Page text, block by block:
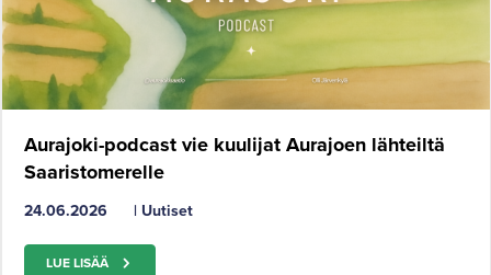
Aurajoki-podcast vie kuulijat Aurajoen lähteiltä
Saaristomerelle
24.06.2026 | Uutiset
LUE LISÄÄ